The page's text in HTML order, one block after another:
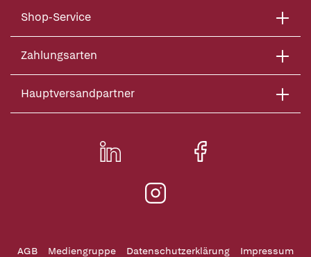
Shop-Service
Zahlungsarten
Hauptversandpartner
AGB Mediengruppe Datenschutzerklärung Impressum